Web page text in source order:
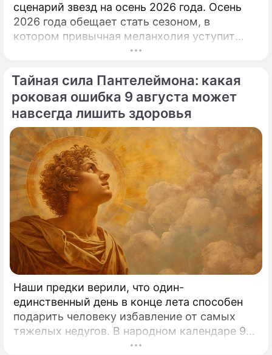
сценарий звезд на осень 2026 года. Осень
2026 года обещает стать сезоном, в
котором привычная меланхолия уступит
место активному движению, полезным
Тайная сила Пантелеймона: какая
роковая ошибка 9 августа может
навсегда лишить здоровья
Наши предки верили, что один-
единственный день в конце лета способен
подарить человеку избавление от самых
тяжелых недугов. В народном календаре 9
августа занимает особое, почти